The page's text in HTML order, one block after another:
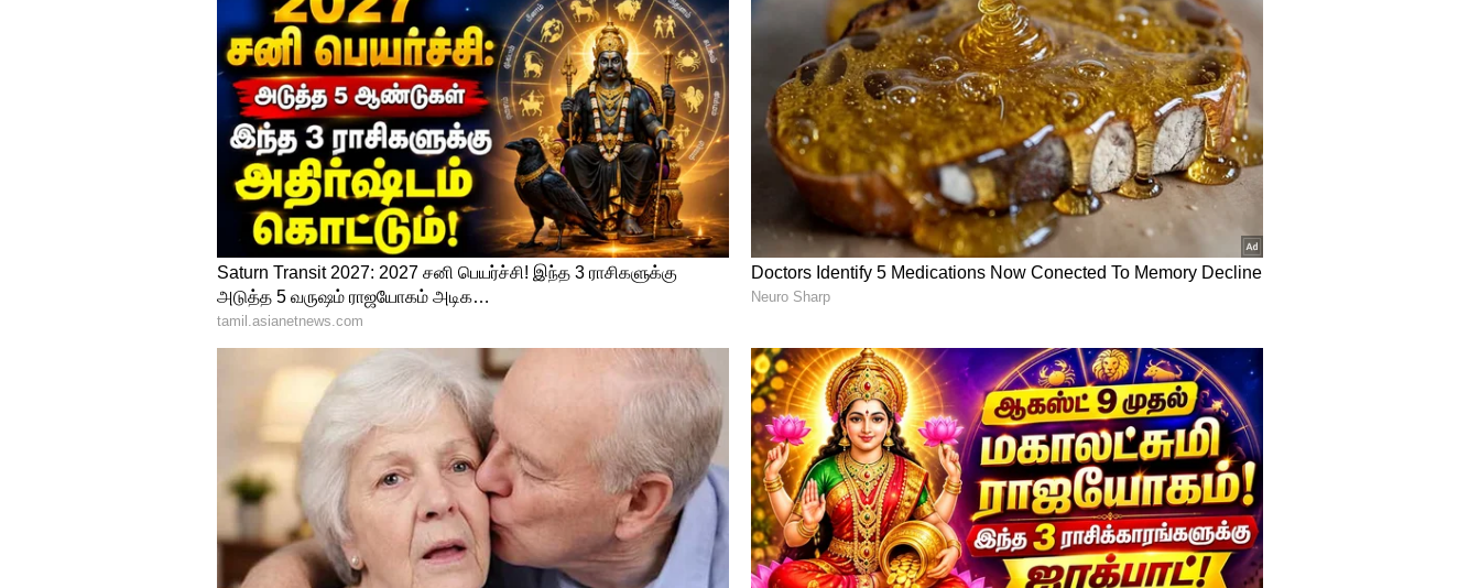
கேள்விப்பட்ட மக்கள் நீதிமன்றம் முன்பு செவ்வாய்கிழமை குவிந்தனர்.
கோத்தபய ராஜபக்சே, மகிந்த ராஜபக்சே, பசில் ராஜபக்சே, ரணில் விக்ரமசிங்கே
மற்றும் பொருளாதார வீழ்ச்சிக்கு யார் எல்லாம் காரணமோ அவர்களை நாட்டை
விட்டு வெளியேற அனுமதிக்கக் கூடாது என்று கோரிக்கை வைத்தனர்.
வரும் 20 ஆம் தேதி புதிய அதிபரை தேர்வு செய்ய வேண்டும். சமகி ஜன
பலவேகய கட்சி தலைவர் சஜித் பிரேமதாச அதிபராக தேர்வு செய்யப்படலாம்
என்று கூறப்படுகிறது. 2019ஆம் ஆண்டு நடந்த தேர்தலில் கோத்தபய
ராஜபக்சேவை சஜித் எதிர்த்து போட்டியிட்டு தோல்வி அடைந்தார். இவர் தேர்வு
செய்யப்பட்டால், 2024ஆம் ஆண்டில் பொதுத் தேர்தல் வரும் வரை இவரே
அதிபராக நீடிப்பார். தற்போது அதிபர் கோத்தபய ராஜினாமா செய்து
பொறுப்பையும் ஏற்பார் என்று கூறப்படுகிறது.